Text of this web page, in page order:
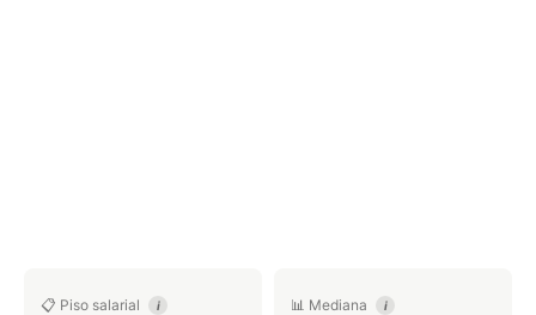
📋 Piso salarial i 📊 Mediana i